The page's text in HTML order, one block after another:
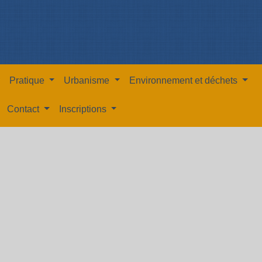
Pratique Urbanisme Environnement et déchets
Contact Inscriptions